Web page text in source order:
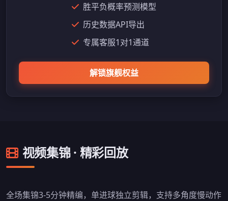
胜平负概率预测模型
历史数据API导出
专属客服1对1通道
解锁旗舰权益
视频集锦 · 精彩回放
全场集锦3-5分钟精编，单进球独立剪辑，支持多角度慢动作